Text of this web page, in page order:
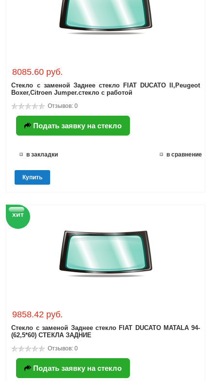
8085.60 руб.
Стекло с заменой Заднее стекло FIAT DUCATO II,Peugeot
Boxer,Citroen Jumper.стекло с работой
Отзывов: 0
Подать заявку на стекло
в закладки в сравнение
Купить
хит
9858.42 руб.
Стекло с заменой Заднее стекло FIAT DUCATO MATALA 94-
(62,5*60) СТЕКЛА ЗАДНИЕ
Отзывов: 0
Подать заявку на стекло